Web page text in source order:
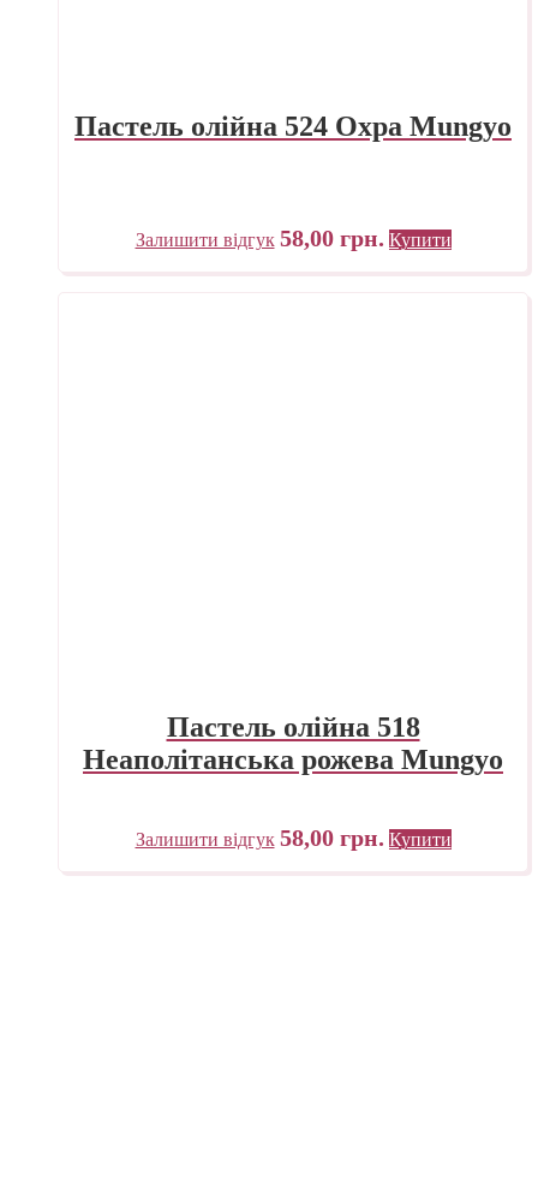
Пастель олійна 524 Охра Mungyo
Залишити відгук 58,00 грн. Купити
Пастель олійна 518
Неаполітанська рожева Mungyo
Залишити відгук 58,00 грн. Купити